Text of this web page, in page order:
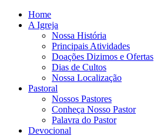
Home
A Igreja
Nossa História
Principais Atividades
Doações Dizimos e Ofertas
Dias de Cultos
Nossa Localização
Pastoral
Nossos Pastores
Conheça Nosso Pastor
Palavra do Pastor
Devocional